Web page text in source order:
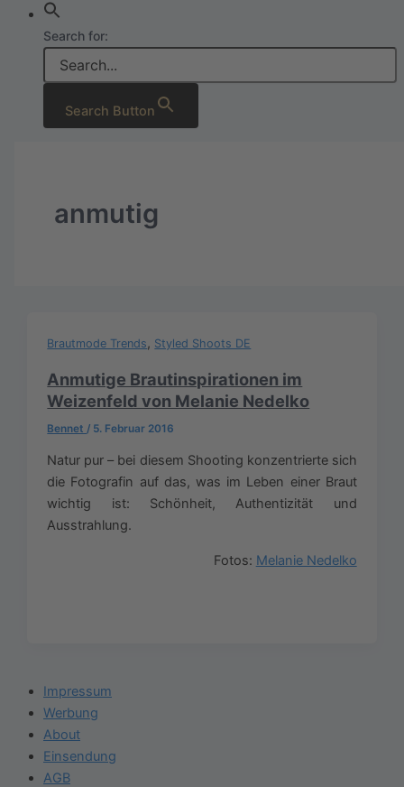
Search for:
Search Button
anmutig
Brautmode Trends, Styled Shoots DE
Anmutige Brautinspirationen im
Weizenfeld von Melanie Nedelko
Bennet/ 5. Februar 2016
Natur pur – bei diesem Shooting konzentrierte sich
die Fotografin auf das, was im Leben einer Braut
wichtig ist: Schönheit, Authentizität und
Ausstrahlung.
Fotos: Melanie Nedelko
Impressum
Werbung
About
Einsendung
AGB